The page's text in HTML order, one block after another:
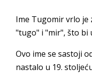
Ime Tugomir vrlo je
"tugo" i "mir", što bi
Ovo ime se sastoji
nastalo u 19.